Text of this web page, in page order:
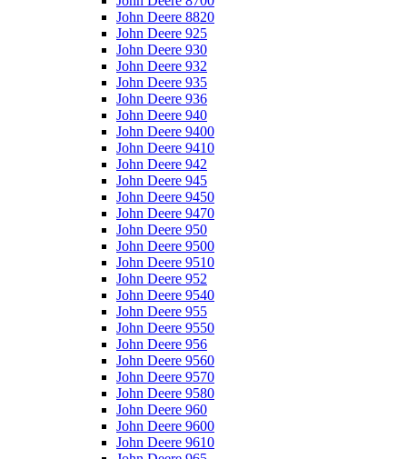
John Deere 8820
John Deere 925
John Deere 930
John Deere 932
John Deere 935
John Deere 936
John Deere 940
John Deere 9400
John Deere 9410
John Deere 942
John Deere 945
John Deere 9450
John Deere 9470
John Deere 950
John Deere 9500
John Deere 9510
John Deere 952
John Deere 9540
John Deere 955
John Deere 9550
John Deere 956
John Deere 9560
John Deere 9570
John Deere 9580
John Deere 960
John Deere 9600
John Deere 9610